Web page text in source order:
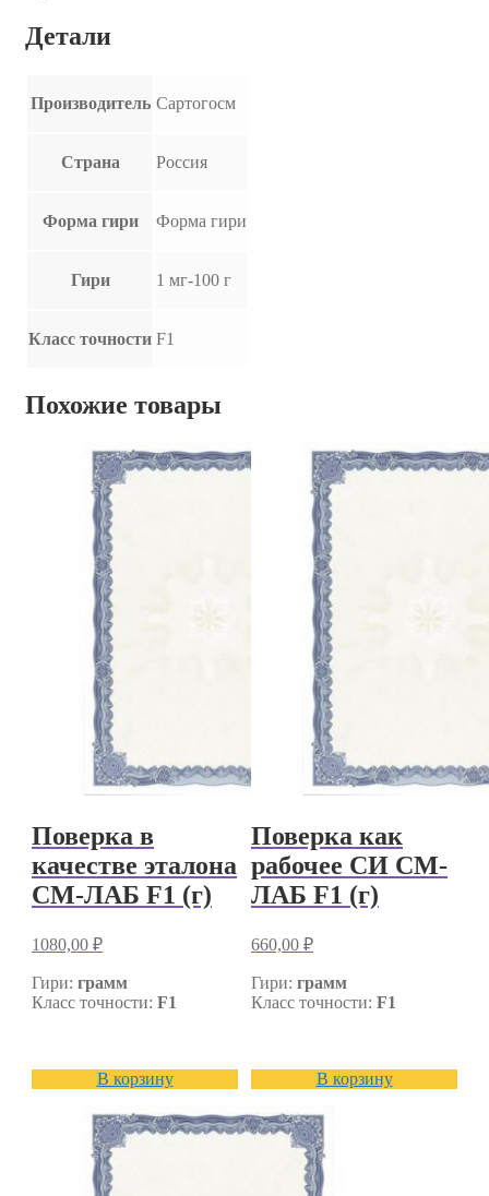
Детали
Производитель Сартогосм
Страна Россия
Форма гири Форма гири
Гири 1 мг-100 г
Класс точности F1
Похожие товары
Поверка в
качестве эталона
СМ-ЛАБ F1 (г)
1080,00 ₽
Гири: грамм
Класс точности: F1
В корзину
Поверка как
рабочее СИ СМ-
ЛАБ F1 (г)
660,00 ₽
Гири: грамм
Класс точности: F1
В корзину